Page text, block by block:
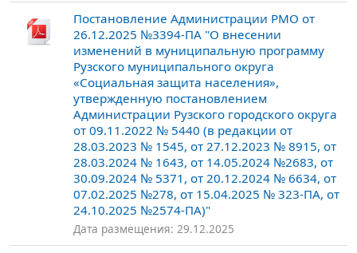
Постановление Администрации РМО от
26.12.2025 №3394-ПА "О внесении
изменений в муниципальную программу
Рузского муниципального округа
«Социальная защита населения»,
утвержденную постановлением
Администрации Рузского городского округа
от 09.11.2022 № 5440 (в редакции от
28.03.2023 № 1545, от 27.12.2023 № 8915, от
28.03.2024 № 1643, от 14.05.2024 №2683, от
30.09.2024 № 5371, от 20.12.2024 № 6634, от
07.02.2025 №278, от 15.04.2025 № 323-ПА, от
24.10.2025 №2574-ПА)"
Дата размещения: 29.12.2025